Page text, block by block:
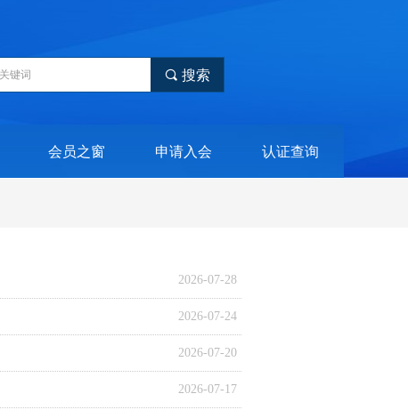
끠 搜索
会员之窗 申请入会 认证查询
2026-07-28
2026-07-24
2026-07-20
2026-07-17